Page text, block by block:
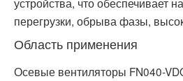
перегрузки, обрыва фазы,
Область применения
Осевые вентиляторы FN040-